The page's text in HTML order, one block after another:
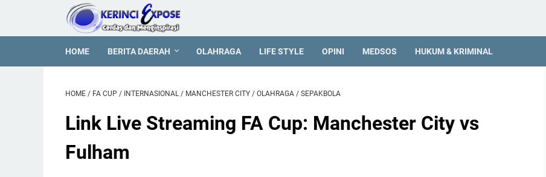
HOME BERITA DAERAH OLAHRAGA LIFE STYLE OPINI MEDSOS HUKUM & KRIMINAL
HOME / FA CUP / INTERNASIONAL / MANCHESTER CITY / OLAHRAGA / SEPAKBOLA
Link Live Streaming FA Cup: Manchester City vs
Fulham